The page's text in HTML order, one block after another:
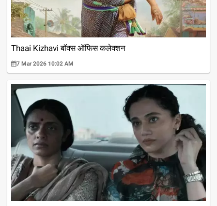
Thaai Kizhavi बॉक्स ऑफिस कलेक्शन
7 Mar 2026 10:02 AM